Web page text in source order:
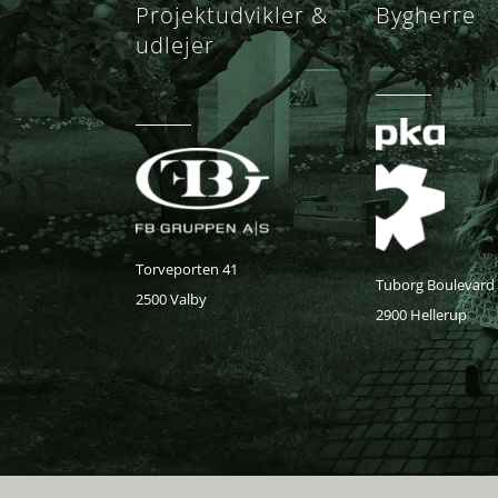
Projektudvikler &
udlejer
Torveporten 41
2500 Valby
Bygherre
Tuborg Boulevard
2900 Hellerup